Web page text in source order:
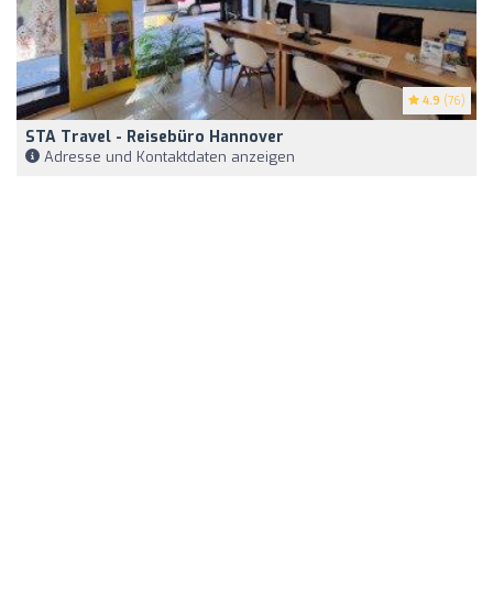
4.9 (76)
STA Travel - Reisebüro Hannover
Adresse und Kontaktdaten anzeigen